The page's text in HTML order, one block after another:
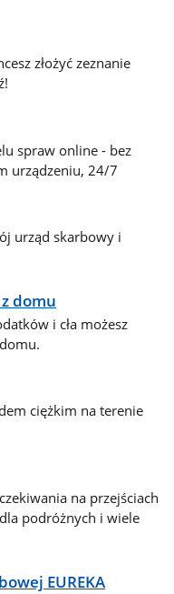
złożyć zeznanie
spraw online - bez
urządzeniu, 24/7
urząd skarbowy i
domu
i cła możesz
ciężkim na terenie
na przejściach
podróżnych i wiele
EUREKA